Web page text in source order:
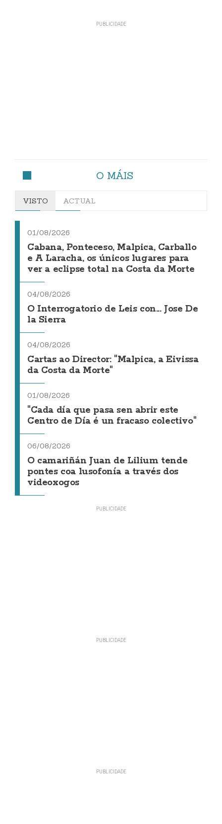
O MÁIS
VISTO ACTUAL
01/08/2026
Cabana, Ponteceso, Malpica, Carballo
e A Laracha, os únicos lugares para
ver a eclipse total na Costa da Morte
04/08/2026
O Interrogatorio de Leis con... Jose De
la Sierra
04/08/2026
Cartas ao Director: "Malpica, a Eivissa
da Costa da Morte"
01/08/2026
"Cada día que pasa sen abrir este
Centro de Día é un fracaso colectivo"
06/08/2026
O camariñán Juan de Lilium tende
pontes coa lusofonía a través dos
videoxogos